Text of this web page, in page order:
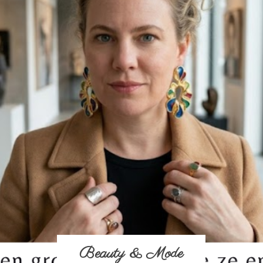
Beauty & Mode